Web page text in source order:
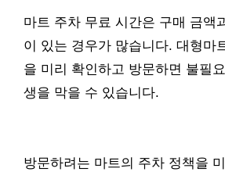
마트 주차 무료 시간은 구매 금액
이 있는 경우가 많습니다. 대형마
을 미리 확인하고 방문하면 불필
생을 막을 수 있습니다.
방문하려는 마트의 주차 정책을